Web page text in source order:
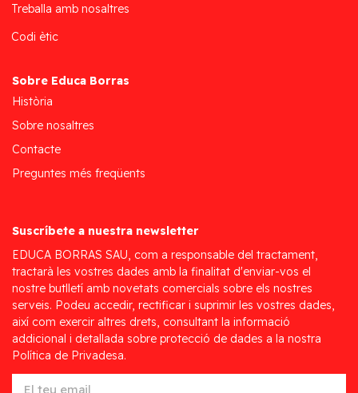
Treballa amb nosaltres
Codi ètic
Sobre Educa Borras
Història
Sobre nosaltres
Contacte
Preguntes més freqüents
Suscríbete a nuestra newsletter
EDUCA BORRAS SAU, com a responsable del tractament,
tractarà les vostres dades amb la finalitat d'enviar-vos el
nostre butlletí amb novetats comercials sobre els nostres
serveis. Podeu accedir, rectificar i suprimir les vostres dades,
així com exercir altres drets, consultant la informació
addicional i detallada sobre protecció de dades a la nostra
Política de Privadesa.